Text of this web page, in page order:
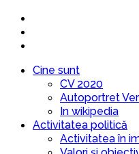
Cine sunt
CV 2020
Autoportret
In wikipedia
Activitatea politică
Activitatea în